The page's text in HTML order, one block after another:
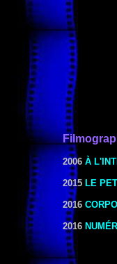
2006 À
2015 LE
2016
2016